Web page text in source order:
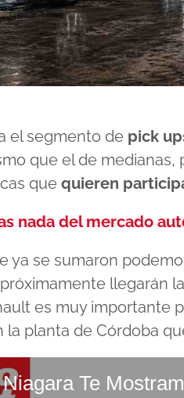
el segmento de pick
que el de medianas,
que quieren
nada del mercado
ya se sumaron
llegarán
es muy importante
la planta de Córdoba